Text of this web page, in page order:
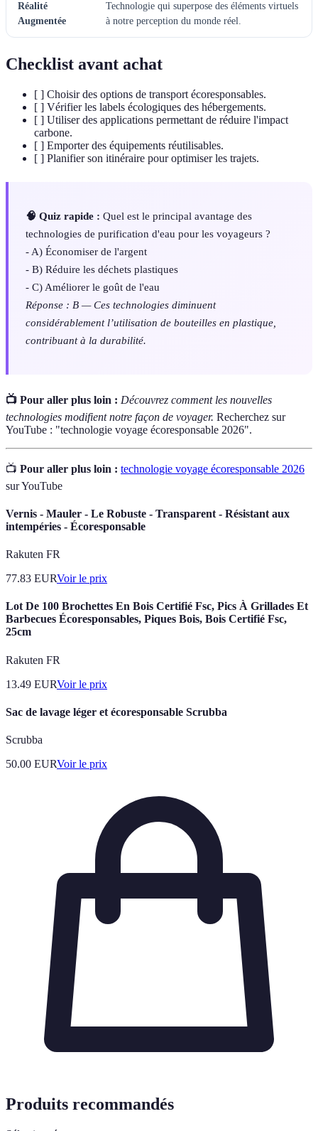
Réalité
Augmentée
Technologie qui superpose des éléments virtuels
à notre perception du monde réel.
Checklist avant achat
[ ] Choisir des options de transport écoresponsables.
[ ] Vérifier les labels écologiques des hébergements.
[ ] Utiliser des applications permettant de réduire l'impact
carbone.
[ ] Emporter des équipements réutilisables.
[ ] Planifier son itinéraire pour optimiser les trajets.
🧠 Quiz rapide : Quel est le principal avantage des
technologies de purification d'eau pour les voyageurs ?
- A) Économiser de l'argent
- B) Réduire les déchets plastiques
- C) Améliorer le goût de l'eau
Réponse : B — Ces technologies diminuent
considérablement l’utilisation de bouteilles en plastique,
contribuant à la durabilité.
📺 Pour aller plus loin : Découvrez comment les nouvelles
technologies modifient notre façon de voyager. Recherchez sur
YouTube : "technologie voyage écoresponsable 2026".
📺 Pour aller plus loin : technologie voyage écoresponsable 2026
sur YouTube
Vernis - Mauler - Le Robuste - Transparent - Résistant aux
intempéries - Écoresponsable
Rakuten FR
77.83 EURVoir le prix
Lot De 100 Brochettes En Bois Certifié Fsc, Pics À Grillades Et
Barbecues Écoresponsables, Piques Bois, Bois Certifié Fsc,
25cm
Rakuten FR
13.49 EURVoir le prix
Sac de lavage léger et écoresponsable Scrubba
Scrubba
50.00 EURVoir le prix
Produits recommandés